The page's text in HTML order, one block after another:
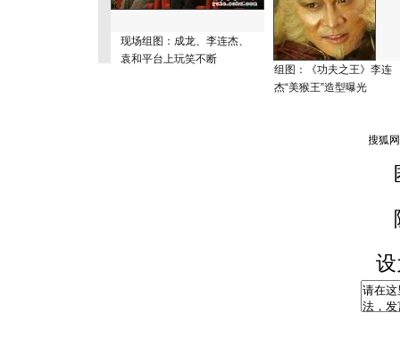
现场组图：成龙、李连杰、
袁和平台上玩笑不断
组图：《功夫之王》李连
杰“美猴王”造型曝光